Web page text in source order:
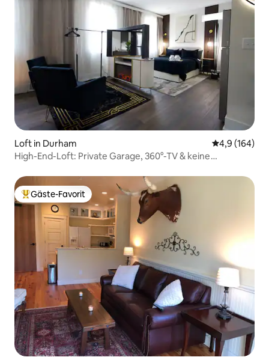
Loft in Durham
4,9 (164)
High-End-Loft: Private Garage, 360°-TV & keine
Beliebter Gäste-Favorit.
Gäste-Favorit